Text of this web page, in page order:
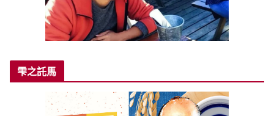
雫之託馬